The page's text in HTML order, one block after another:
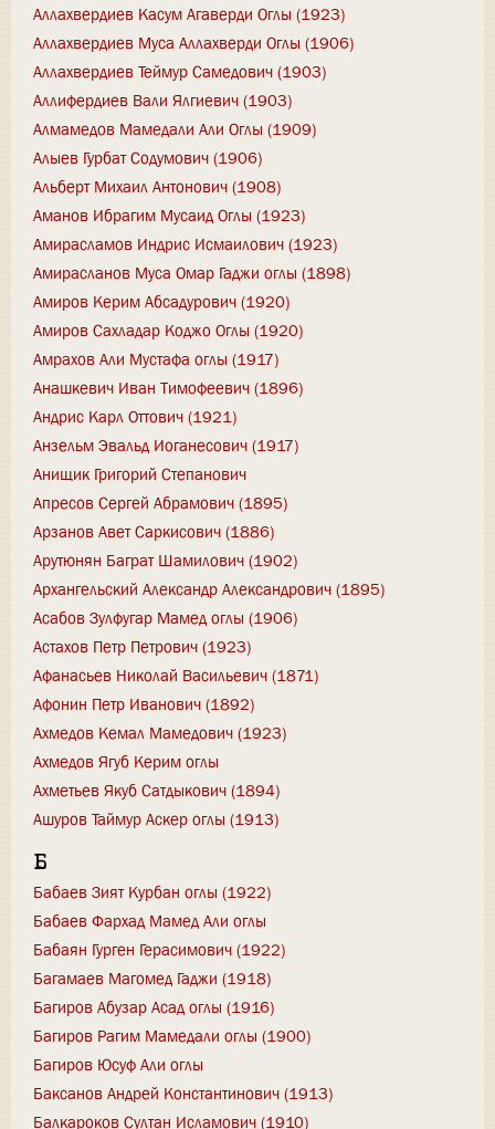
Аллахвердиев Касум Агаверди Оглы (1923)
Аллахвердиев Муса Аллахверди Оглы (1906)
Аллахвердиев Теймур Самедович (1903)
Аллифердиев Вали Ялгиевич (1903)
Алмамедов Мамедали Али Оглы (1909)
Алыев Гурбат Содумович (1906)
Альберт Михаил Антонович (1908)
Аманов Ибрагим Мусаид Оглы (1923)
Амирасламов Индрис Исмаилович (1923)
Амирасланов Муса Омар Гаджи оглы (1898)
Амиров Керим Абсадурович (1920)
Амиров Сахладар Коджо Оглы (1920)
Амрахов Али Мустафа оглы (1917)
Анашкевич Иван Тимофеевич (1896)
Андрис Карл Оттович (1921)
Анзельм Эвальд Иоганесович (1917)
Анищик Григорий Степанович
Апресов Сергей Абрамович (1895)
Арзанов Авет Саркисович (1886)
Арутюнян Баграт Шамилович (1902)
Архангельский Александр Александрович (1895)
Асабов Зулфугар Мамед оглы (1906)
Астахов Петр Петрович (1923)
Афанасьев Николай Васильевич (1871)
Афонин Петр Иванович (1892)
Ахмедов Кемал Мамедович (1923)
Ахмедов Ягуб Керим оглы
Ахметьев Якуб Сатдыкович (1894)
Ашуров Таймур Аскер оглы (1913)
Б
Бабаев Зият Курбан оглы (1922)
Бабаев Фархад Мамед Али оглы
Бабаян Гурген Герасимович (1922)
Багамаев Магомед Гаджи (1918)
Багиров Абузар Асад оглы (1916)
Багиров Рагим Мамедали оглы (1900)
Багиров Юсуф Али оглы
Баксанов Андрей Константинович (1913)
Балкароков Султан Исламович (1910)